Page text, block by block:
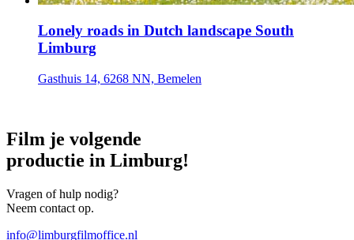
Lonely roads in Dutch landscape South
Limburg
Gasthuis 14, 6268 NN, Bemelen
Film je volgende
productie in Limburg!
Vragen of hulp nodig?
Neem contact op.
info@limburgfilmoffice.nl